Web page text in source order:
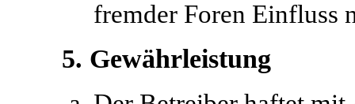
fremder Foren Einfluss
5. Gewährleistung